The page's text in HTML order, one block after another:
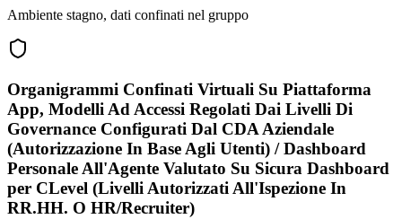
Ambiente stagno, dati confinati nel gruppo
Organigrammi Confinati Virtuali Su Piattaforma
App, Modelli Ad Accessi Regolati Dai Livelli Di
Governance Configurati Dal CDA Aziendale
(Autorizzazione In Base Agli Utenti) / Dashboard
Personale All'Agente Valutato Su Sicura Dashboard
per CLevel (Livelli Autorizzati All'Ispezione In
RR.HH. O HR/Recruiter)